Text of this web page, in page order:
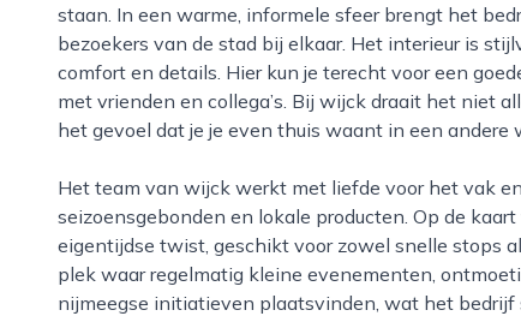
staan. In een warme, informele sfeer brengt het
bezoekers van de stad bij elkaar. Het interieur is
comfort en details. Hier kun je terecht voor een
met vrienden en collega’s. Bij wijck draait het niet
het gevoel dat je je even thuis waant in een andere
Het team van wijck werkt met liefde voor het vak en kiest zoveel mogelijk voor verse,
seizoensgebonden en lokale producten. Op de
eigentijdse twist, geschikt voor zowel snelle stops
plek waar regelmatig kleine evenementen,
nijmeegse initiatieven plaatsvinden, wat het